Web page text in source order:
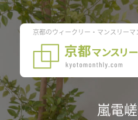
京都のウィークリー・マンスリー
嵐電